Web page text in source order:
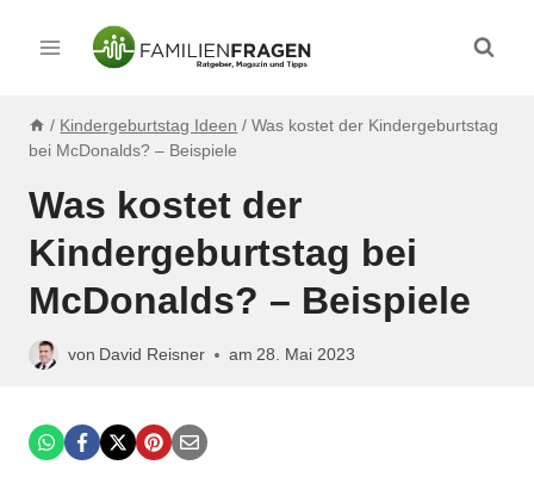
Inhalt
/ Kindergeburtstag Ideen / Was kostet der Kindergeburtstag
bei McDonalds? – Beispiele
Was kostet der
Kindergeburtstag bei
McDonalds? – Beispiele
von David Reisner am 28. Mai 2023